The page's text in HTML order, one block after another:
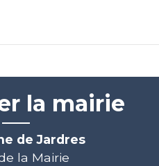
la mairie
de Jardres
la Mairie